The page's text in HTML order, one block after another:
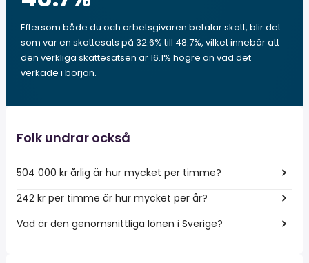
Eftersom både du och arbetsgivaren betalar skatt, blir det
som var en skattesats på 32.6% till 48.7%, vilket innebär att
den verkliga skattesatsen är 16.1% högre än vad det
verkade i början.
Folk undrar också
504 000 kr årlig är hur mycket per timme?
242 kr per timme är hur mycket per år?
Vad är den genomsnittliga lönen i Sverige?